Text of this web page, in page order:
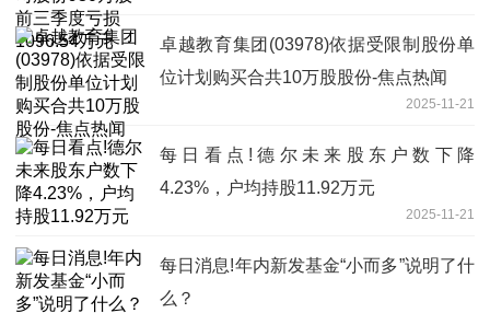
卓越教育集团(03978)依据受限制股份单
位计划购买合共10万股股份-焦点热闻
2025-11-21
每日看点!德尔未来股东户数下降
4.23%，户均持股11.92万元
2025-11-21
每日消息!年内新发基金“小而多”说明了什
么？